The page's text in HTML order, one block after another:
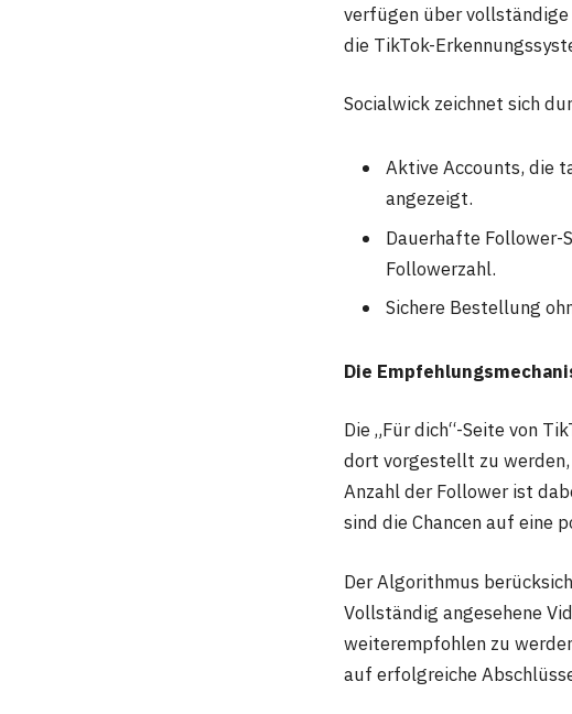
verfügen über
die TikTok-
Socialwick zeichnet sich
Aktive Accounts, die
angezeigt.
Dauerhafte Follower-
Followerzahl.
Sichere Bestellung
Die
Die „Für dich“-Seite von
dort vorgestellt zu werden,
Anzahl der Follower ist
sind die Chancen auf eine
Der Algorithmus
Vollständig angesehene
weiterempfohlen zu
auf erfolgreiche